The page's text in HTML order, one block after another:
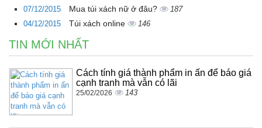
07/12/2015
Mua túi xách nữ ở đâu?
187
04/12/2015
Túi xách online 146
TIN MỚI NHẤT
Cách tính giá thành phẩm in ấn để báo giá
cạnh tranh mà vẫn có lãi
25/02/2026 143